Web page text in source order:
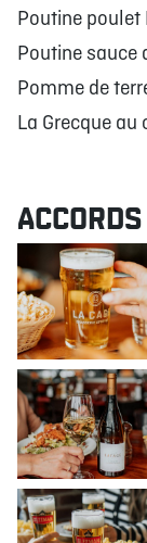
Poutine
Poutine sauce
Pomme de
La Grecque au
ACCORDS